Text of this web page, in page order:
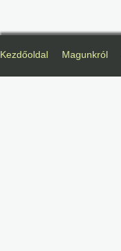
Kezdőoldal Magunkról